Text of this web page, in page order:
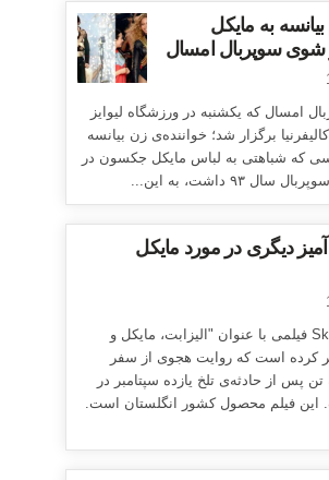
بیانسه به مایکل
سوپربال امسال
امسال که یکشنبه در ورزشگاه لیوایز
کالیفرنیا برگزار شد؛ خواننده‌ی زن بیانسه
که شباهتی به لباس مایکل جکسون در
۹۳ داشت، به این...
دیگری در مورد مایکل
کمپانی Sky Arts فیلمی با عنوان "الیزابت، مایکل و
کرده است که روایت هجوی از سفر
پس از حادثه‌ی تلخ یازده سپتامبر در
این فیلم محصول کشور انگلستان است.